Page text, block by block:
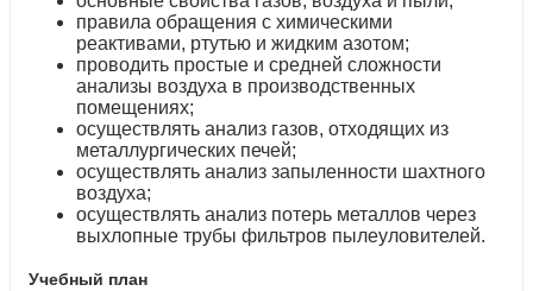
правила обращения с химическими
реактивами, ртутью и жидким азотом;
проводить простые и средней сложности
анализы воздуха в производственных
помещениях;
осуществлять анализ газов, отходящих из
металлургических печей;
осуществлять анализ запыленности шахтного
воздуха;
осуществлять анализ потерь металлов через
выхлопные трубы фильтров пылеуловителей.
Учебный план